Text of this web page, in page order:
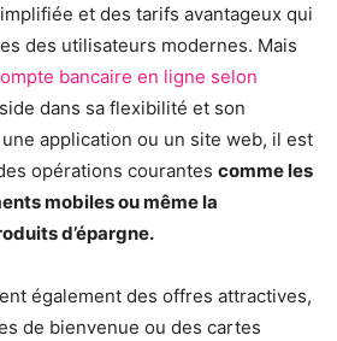
et des tarifs avantageux qui
des utilisateurs modernes. Mais
bancaire en ligne selon
dans sa flexibilité et son
application ou un site web, il est
opérations courantes comme les
mobiles ou même la
d’épargne.
également des offres attractives,
de bienvenue ou des cartes